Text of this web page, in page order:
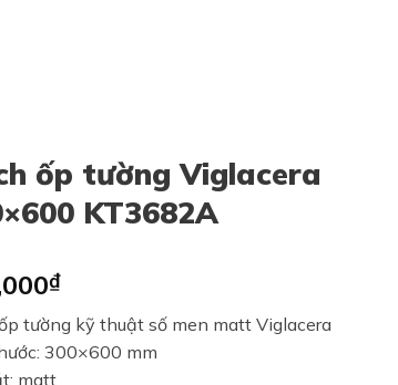
ốp tường Viglacera
KT3682A
₫
tường kỹ thuật số men matt Viglacera
300×600 mm
matt